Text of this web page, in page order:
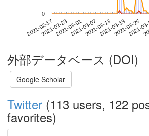
2021-02-172021-02-232021-03-012021-03-072021-03-132021-03-192021-03-25
2021-
0
外部データベース (DOI)
Google Scholar
Twitter (113 users, 122
favorites)